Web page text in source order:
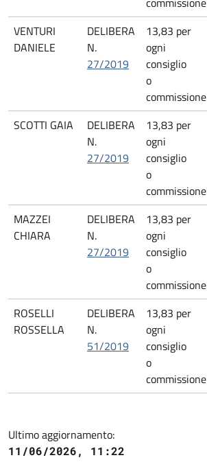
VENTURI
DANIELE
DELIBERA
N.
27/2019
13,83 per
ogni
consiglio
o
commissione
SCOTTI GAIA
DELIBERA
N.
27/2019
13,83 per
ogni
consiglio
o
commissione
MAZZEI
CHIARA
DELIBERA
N.
27/2019
13,83 per
ogni
consiglio
o
commissione
ROSELLI
ROSSELLA
DELIBERA
N.
51/2019
13,83 per
ogni
consiglio
o
commissione
Ultimo aggiornamento:
11/06/2026, 11:22